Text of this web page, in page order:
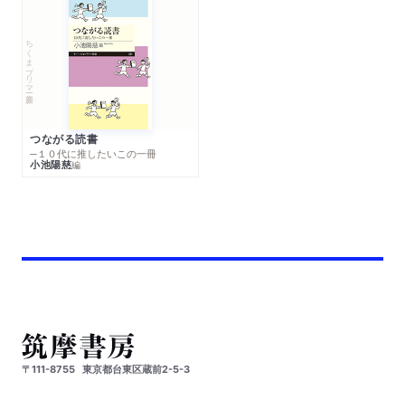
ちくまプリマー新書
つながる読書
─１０代に推したいこの一冊
小池陽慈編
〒111-8755 東京都台東区蔵前2-5-3